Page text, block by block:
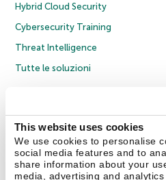
This website uses cookies
We use cookies to personalise
social media features and to
share information about your
media, advertising and
Hybrid Cloud Security
Cybersecurity Training
Threat Intelligence
Tutte le soluzioni
Policy anticorruzione
Contratto di
Cookies
Contatti Chi siamo Partner Blog